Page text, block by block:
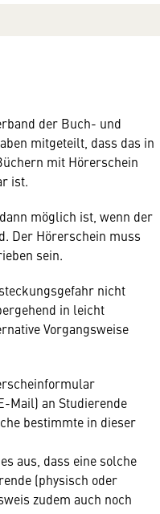
der Buch- und
mitgeteilt, dass das in
mit Hörerschein
ist.
möglich ist, wenn der
Der Hörerschein muss
sein.
nicht
in leicht
Vorgangsweise
Mail) an Studierende
bestimmte in dieser
aus, dass eine solche
(physisch oder
zudem auch noch